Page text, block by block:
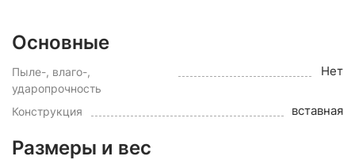
Основные
Пыле-, влаго-,
ударопрочность
Нет
Конструкция вставная
Размеры и вес